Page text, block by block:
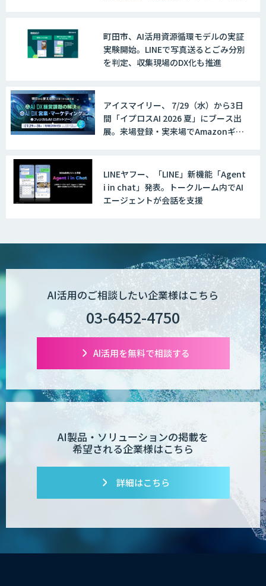
町田市、AI活用資源循環モデルの実証
実験開始。LINEで写真送るとごみ分別
を判定、収集現場のDX化も推進
アイスマイリー、 7/29（水）から3日
間「イプロスAI 2026 夏」にブース出
展。来場登録・実来場でAmazonギフ
LINEヤフー、「LINE」新機能「Agent
i in chat」発表。トークルーム内でAI
エージェントが会話を支援
AI活用のご相談したい企業様はこちら
03-6452-4750
AI活用を無料で相談する
AI製品・ソリューションの掲載を
希望される企業様はこちら
詳細はこちら